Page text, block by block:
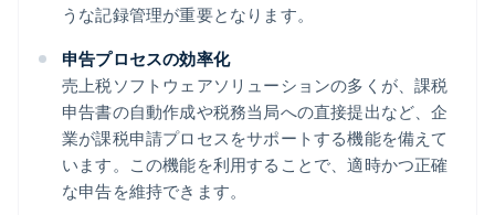
うな記録管理が重要となります。
申告プロセスの効率化
売上税ソフトウェアソリューションの多くが、課税
申告書の自動作成や税務当局への直接提出など、企
業が課税申請プロセスをサポートする機能を備えて
います。この機能を利用することで、適時かつ正確
な申告を維持できます。